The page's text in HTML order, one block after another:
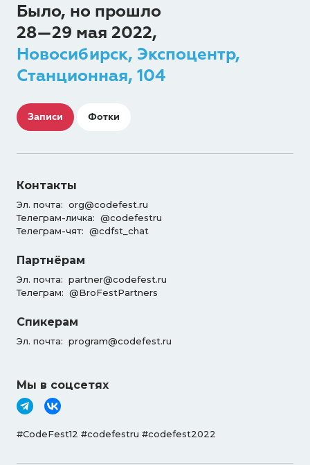
Было, но прошло
28—29 мая 2022,
Новосибирск, Экспоцентр,
Станционная, 104
Записи Фотки
Контакты
Эл. почта: org@codefest.ru
Телеграм-личка: @codefestru
Телеграм-чят: @cdfst_chat
Партнёрам
Эл. почта: partner@codefest.ru
Телеграм: @BroFestPartners
Спикерам
Эл. почта: program@codefest.ru
Мы в соцсетях
#CodeFest12 #codefestru #codefest2022